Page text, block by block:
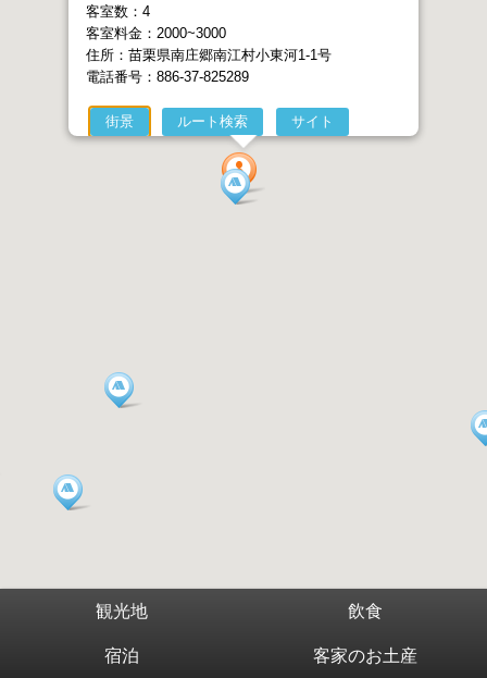
観光地 飲食
宿泊 客家のお土産
客室数：4
客室料金：2000~3000
住所：苗栗県南庄郷南江村小東河1-1号
電話番号：886-37-825289
街景 ルート検索 サイト